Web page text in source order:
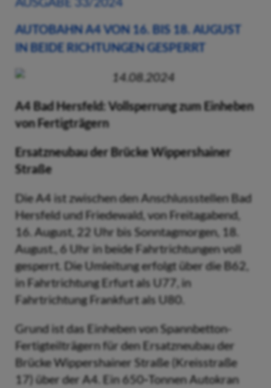
AUTOBAHN A4 VON 16. BIS 18. AUGUST
IN BEIDE RICHTUNGEN GESPERRT
14.08.2024
A4Bad Hersfeld: Vollsperrungzum Einheben
von Fertigträgern
Ersatzneubau der Brücke Wippershainer
Straße
Die A4 ist zwischen den Anschlussstellen Bad
Hersfeld und Friedewald, von Freitagabend,
16. August, 22 Uhr bis Sonntagmorgen, 18.
August., 6 Uhr in beide Fahrtrichtungen voll
gesperrt. Die Umleitung erfolgt über die B62,
in Fahrtrichtung Erfurt als U77, in
Fahrtrichtung Frankfurt als U80.
Grund ist das Einheben von Spannbetton-
Fertigteilträgern für den Ersatzneubau der
Brücke Wippershainer Straße (Kreisstraße
17) über der A4. Ein 650- Tonnen Autokran